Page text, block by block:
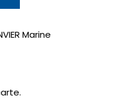
Marine